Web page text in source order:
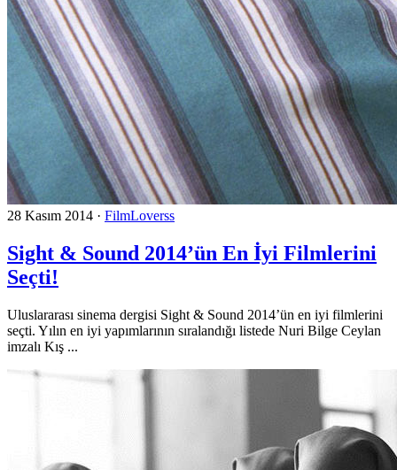
28 Kasım 2014 · FilmLoverss
Sight & Sound 2014’ün En İyi Filmlerini
Seçti!
Uluslararası sinema dergisi Sight & Sound 2014’ün en iyi filmlerini
seçti. Yılın en iyi yapımlarının sıralandığı listede Nuri Bilge Ceylan
imzalı Kış ...